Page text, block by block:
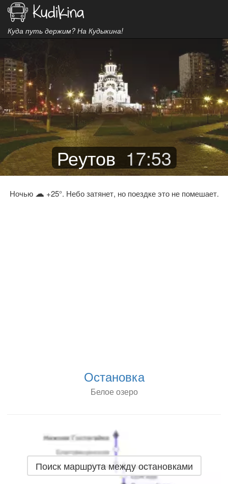
Куда путь держим? На Кудыкина!
Реутов 17:53
Ночью ☁ +25°. Небо затянет, но поездке это не помешает.
Остановка
Белое озеро
Поиск маршрута между остановками